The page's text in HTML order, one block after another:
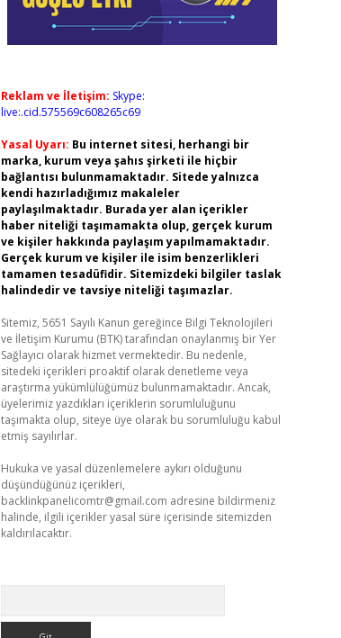
Reklam ve İletişim: Skype:
live:.cid.575569c608265c69
Yasal Uyarı: Bu internet sitesi, herhangi bir
marka, kurum veya şahıs şirketi ile hiçbir
bağlantısı bulunmamaktadır. Sitede yalnızca
kendi hazırladığımız makaleler
paylaşılmaktadır. Burada yer alan içerikler
haber niteliği taşımamakta olup, gerçek kurum
ve kişiler hakkında paylaşım yapılmamaktadır.
Gerçek kurum ve kişiler ile isim benzerlikleri
tamamen tesadüfidir. Sitemizdeki bilgiler taslak
halindedir ve tavsiye niteliği taşımazlar.
Sitemiz, 5651 Sayılı Kanun gereğince Bilgi Teknolojileri
ve İletişim Kurumu (BTK) tarafından onaylanmış bir Yer
Sağlayıcı olarak hizmet vermektedir. Bu nedenle,
sitedeki içerikleri proaktif olarak denetleme veya
araştırma yükümlülüğümüz bulunmamaktadır. Ancak,
üyelerimiz yazdıkları içeriklerin sorumluluğunu
taşımakta olup, siteye üye olarak bu sorumluluğu kabul
etmiş sayılırlar.
Hukuka ve yasal düzenlemelere aykırı olduğunu
düşündüğünüz içerikleri,
backlinkpanelicomtr@gmail.com adresine bildirmeniz
halinde, ilgili içerikler yasal süre içerisinde sitemizden
kaldırılacaktır.